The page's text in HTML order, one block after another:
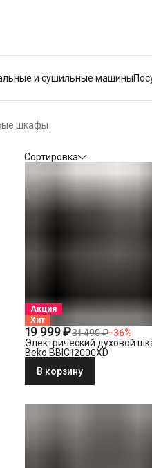
и сушильные машины
шкафы
Сортировка
Акция
Хит
19 999 ₽31 490 ₽−36%
Электрический духовой
Beko BBIC12000XD
В корзину